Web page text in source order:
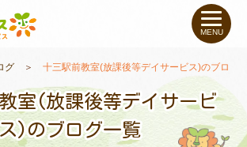
ついて
お子さま（０〜６才）
高校生のお子さま
MENU
グ ＞十三駅前教室(放課後等デイサービス)のブログ
室(放課後等デイサービ
)のブログ一覧